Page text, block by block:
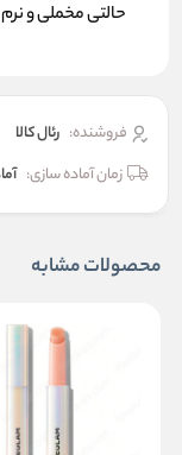
حالتی مخملی و
فروشنده: رئال كالا
زمان آماده سازی:
محصولات مشابه